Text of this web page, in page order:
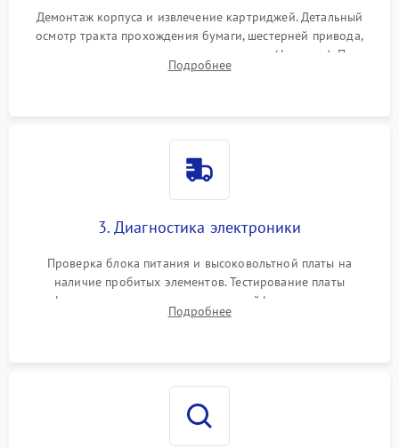
Демонтаж корпуса и извлечение картриджей. Детальный
осмотр тракта прохождения бумаги, шестерней привода,
роликов захвата и узла термозакрепления (фьюзера). Поиск
физического износа и повреждений деталей.
Подробнее
3. Диагностика электроники
Проверка блока питания и высоковольтной платы на
наличие пробитых элементов. Тестирование платы
форматирования, целостности шлейфов, контактов
картриджа и оптопар (датчиков прохождения и наличия
Подробнее